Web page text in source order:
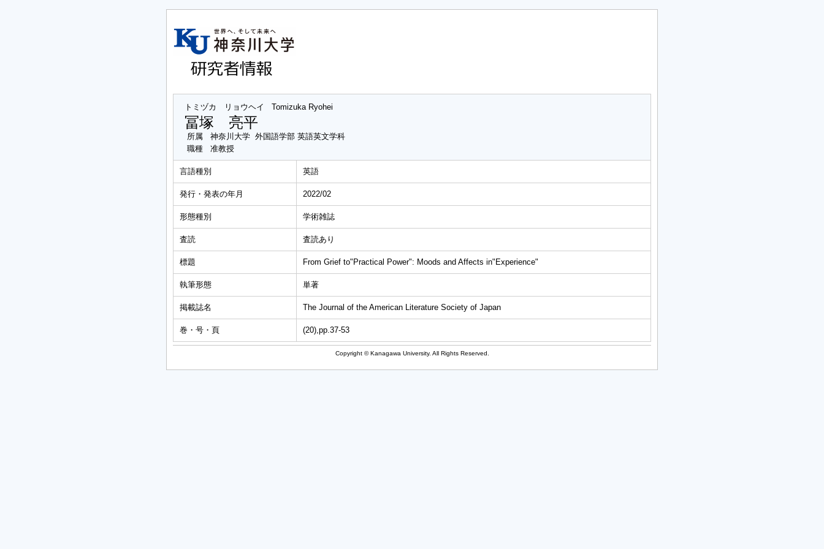
トミヅカ リョウヘイ Tomizuka Ryohei
冨塚 亮平
所属
神奈川大学 外国語学部 英語英文学科
職種
准教授
言語種別 英語
発行・発表の年月 2022/02
形態種別 学術雑誌
査読 査読あり
標題 From Grief to"Practical Power": Moods and Affects in"Experience"
執筆形態 単著
掲載誌名 The Journal of the American Literature Society of Japan
巻・号・頁 (20),pp.37-53
Copyright © Kanagawa University. All Rights Reserved.